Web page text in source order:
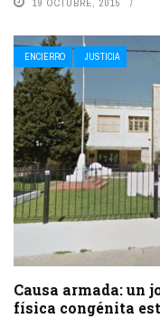
19 OCTUBRE, 2015
ENCIERRO JUSTICIA
Causa armada: un
física congénita